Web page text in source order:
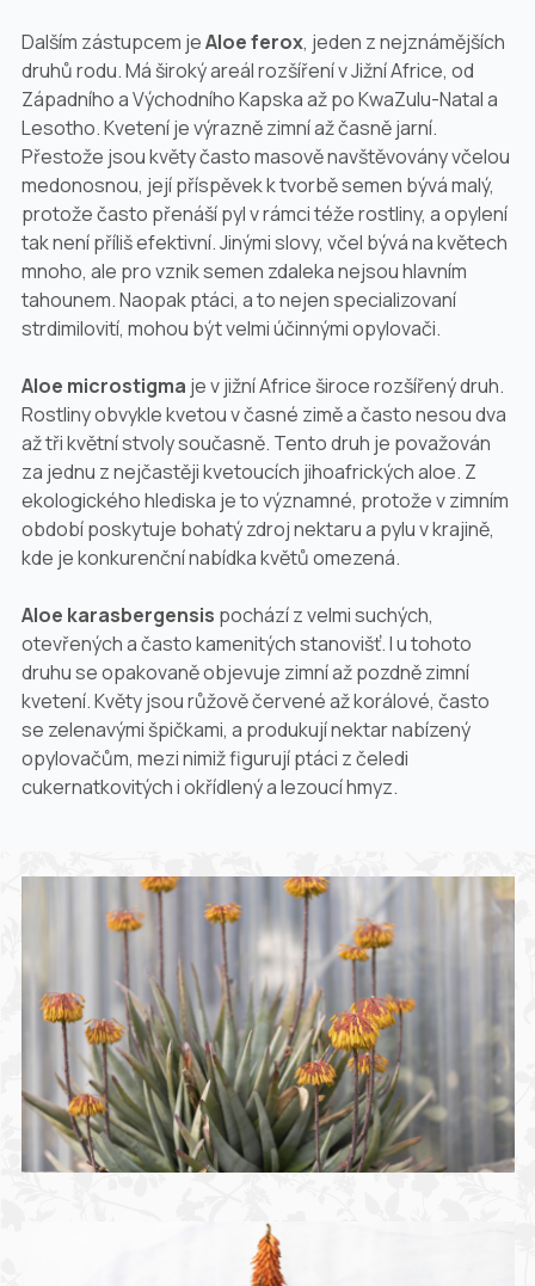
Dalším zástupcem jeAloe ferox, jeden z nejznámějších
druhů rodu. Má široký areál rozšíření v Jižní Africe, od
Západního a Východního Kapska až po KwaZulu-Natal a
Lesotho. Kvetení je výrazně zimní až časně jarní.
Přestože jsou květy často masově navštěvovány včelou
medonosnou, její příspěvek k tvorbě semen bývá malý,
protože často přenáší pyl v rámci téže rostliny, a opylení
tak není příliš efektivní. Jinými slovy, včel bývá na květech
mnoho, ale pro vznik semen zdaleka nejsou hlavním
tahounem. Naopak ptáci, a to nejen specializovaní
strdimilovití, mohou být velmi účinnými opylovači.
Aloe microstigma je v jižní Africe široce rozšířený druh.
Rostliny obvykle kvetou v časné zimě a často nesou dva
až tři květní stvoly současně. Tento druh je považován
za jednu z nejčastěji kvetoucích jihoafrických aloe. Z
ekologického hlediska je to významné, protože v zimním
období poskytuje bohatý zdroj nektaru a pylu v krajině,
kde je konkurenční nabídka květů omezená.
Aloe karasbergensis pochází z velmi suchých,
otevřených a často kamenitých stanovišť. I u tohoto
druhu se opakovaně objevuje zimní až pozdně zimní
kvetení. Květy jsou růžově červené až korálové, často
se zelenavými špičkami, a produkují nektar nabízený
opylovačům, mezi nimiž figurují ptáci z čeledi
cukernatkovitých i okřídlený a lezoucí hmyz.